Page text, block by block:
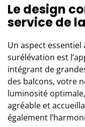
Le design
service de
Un aspect
surélévation est
intégrant de
des balcons, votre
luminosité
agréable et
également